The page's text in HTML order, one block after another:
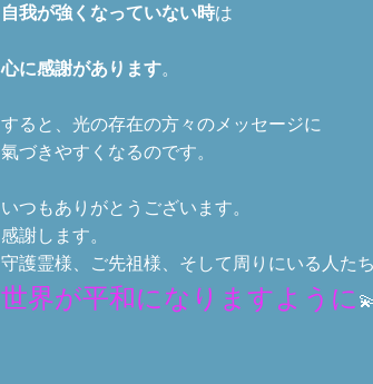
自我が強くなっていない時は
心に感謝があります。
すると、光の存在の方々のメッセージに
氣づきやすくなるのです。
いつもありがとうございます。
感謝します。
守護霊様、ご先祖様、そして周りにいる人た
世界が平和になりますように